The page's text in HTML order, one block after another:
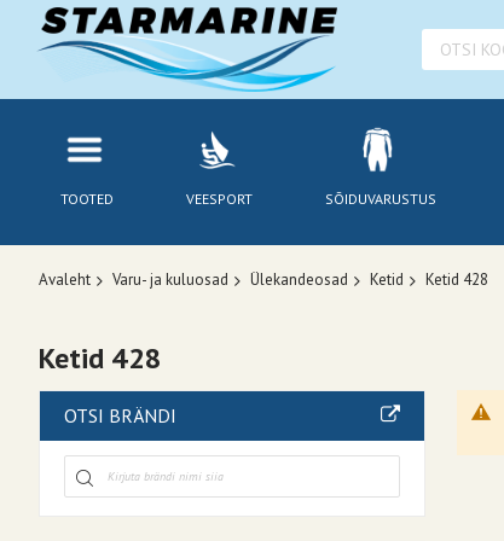
TOOTED VEESPORT SÕIDUVARUSTUS
Avaleht Varu- ja kuluosad Ülekandeosad Ketid Ketid 428
Ketid 428
OTSI BRÄNDI